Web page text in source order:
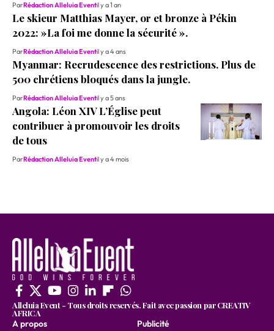
ParRédaction Alleluia Eventil y a 1 an
Le skieur Matthias Mayer, or et bronze à Pékin
2022: »La foi me donne la sécurité ».
ParRédaction Alleluia Eventil y a 4 ans
Myanmar: Recrudescence des restrictions. Plus de
500 chrétiens bloqués dans la jungle.
ParRédaction Alleluia Eventil y a 5 ans
Angola: Léon XIV L’Église peut
contribuer à promouvoir les droits
de tous
ParRédaction Alleluia Eventil y a 4 mois
Alleluia Event - Tous droits reservés. Fait avec passion par CREATIV
AFRICA
A propos Publicité